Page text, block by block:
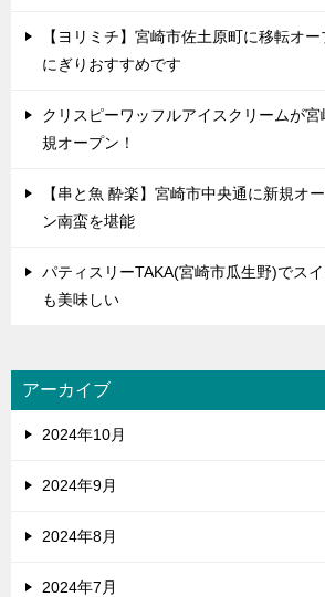
【ヨリミチ】宮崎市佐土原町に移転オ
にぎりおすすめです
クリスピーワッフルアイスクリームが
規オープン！
【串と魚 酔楽】宮崎市中央通に新規オ
ン南蛮を堪能
パティスリーTAKA(宮崎市瓜生野)でス
も美味しい
アーカイブ
2024年10月
2024年9月
2024年8月
2024年7月